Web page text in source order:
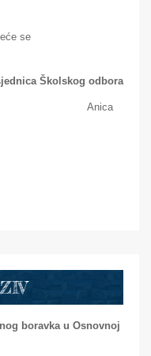
se
Školskog odbora
boravka u Osnovnoj